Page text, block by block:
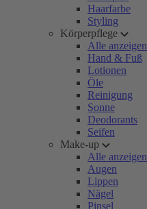
Haarfarbe
Styling
Körperpflege
Alle anzeigen
Hand & Fuß
Lotionen
Öle
Reinigung
Sonne
Deodorants
Seifen
Make-up
Alle anzeigen
Augen
Lippen
Nägel
Pinsel